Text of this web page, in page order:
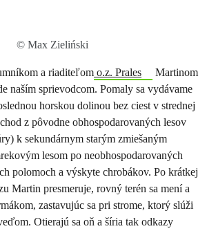
© Max Zieliński
a riaditeľom o.z. Prales
Martinom
naším sprievodcom. Pomaly sa vydávame
horskou dolinou bez ciest v strednej
z pôvodne obhospodarovaných lesov
k sekundárnym starým zmiešaným
lesom po neobhospodarovaných
polomoch a výskyte chrobákov. Po krátkej
Martin presmeruje, rovný terén sa mení a
zastavujúc sa pri strome, ktorý slúži
Otierajú sa oň a šíria tak odkazy